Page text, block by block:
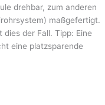
drehbar, zum anderen
maßgefertigt.
der Fall. Tipp: Eine
eine platzsparende